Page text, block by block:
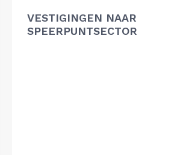
VESTIGINGEN NAAR
SPEERPUNTSECTOR